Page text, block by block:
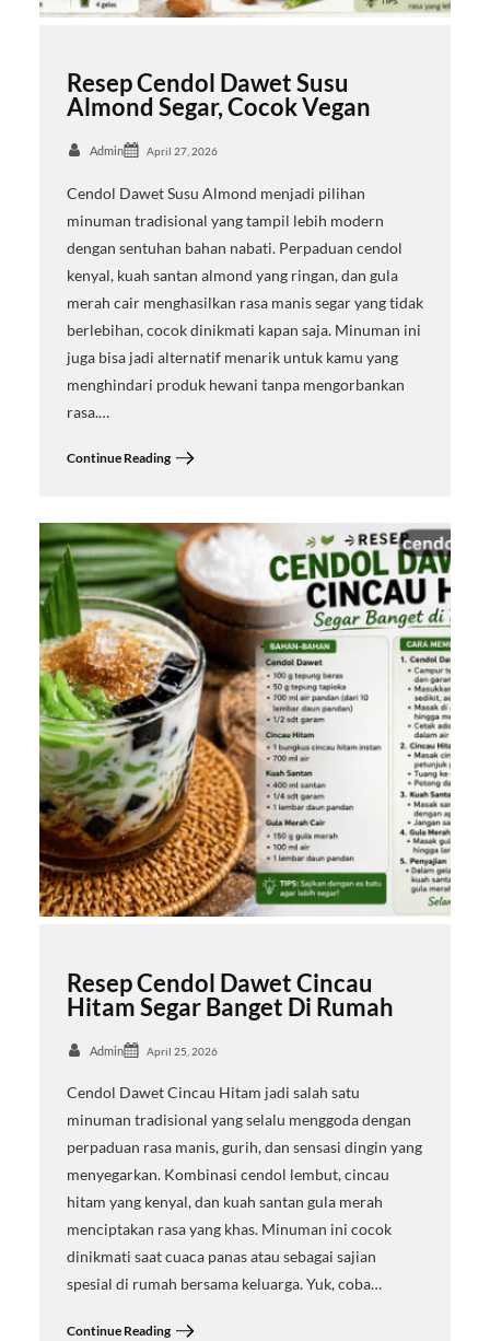
Resep Cendol Dawet Susu
Almond Segar, Cocok Vegan
Admin April 27, 2026
Cendol Dawet Susu Almond menjadi pilihan
minuman tradisional yang tampil lebih modern
dengan sentuhan bahan nabati. Perpaduan cendol
kenyal, kuah santan almond yang ringan, dan gula
merah cair menghasilkan rasa manis segar yang tidak
berlebihan, cocok dinikmati kapan saja. Minuman ini
juga bisa jadi alternatif menarik untuk kamu yang
menghindari produk hewani tanpa mengorbankan
rasa.…
Continue Reading
Resep Cendol Dawet Cincau
Hitam Segar Banget Di Rumah
Admin April 25, 2026
Cendol Dawet Cincau Hitam jadi salah satu
minuman tradisional yang selalu menggoda dengan
perpaduan rasa manis, gurih, dan sensasi dingin yang
menyegarkan. Kombinasi cendol lembut, cincau
hitam yang kenyal, dan kuah santan gula merah
menciptakan rasa yang khas. Minuman ini cocok
dinikmati saat cuaca panas atau sebagai sajian
spesial di rumah bersama keluarga. Yuk, coba…
Continue Reading